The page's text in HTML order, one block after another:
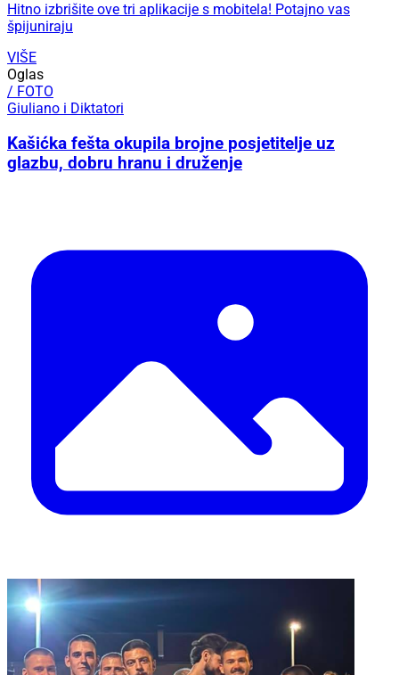
Hitno izbrišite ove tri aplikacije s mobitela! Potajno vas
špijuniraju
VIŠE
Oglas
/ FOTO
Giuliano i Diktatori
Kašićka fešta okupila brojne posjetitelje uz
glazbu, dobru hranu i druženje